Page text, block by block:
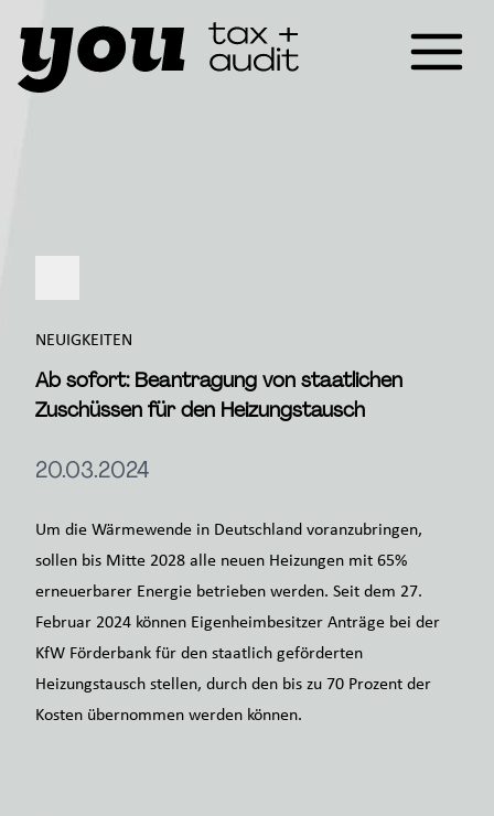
NEUIGKEITEN
Ab sofort: Beantragung von staatlichen
Zuschüssen für den Heizungstausch
20.03.2024
Um die Wärmewende in Deutschland voranzubringen,
sollen bis Mitte 2028 alle neuen Heizungen mit 65%
erneuerbarer Energie betrieben werden. Seit dem 27.
Februar 2024 können Eigenheimbesitzer Anträge bei der
KfW Förderbank für den staatlich geförderten
Heizungstausch stellen, durch den bis zu 70 Prozent der
Kosten übernommen werden können.